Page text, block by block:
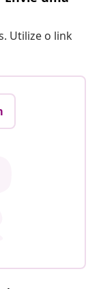
Utilize o link